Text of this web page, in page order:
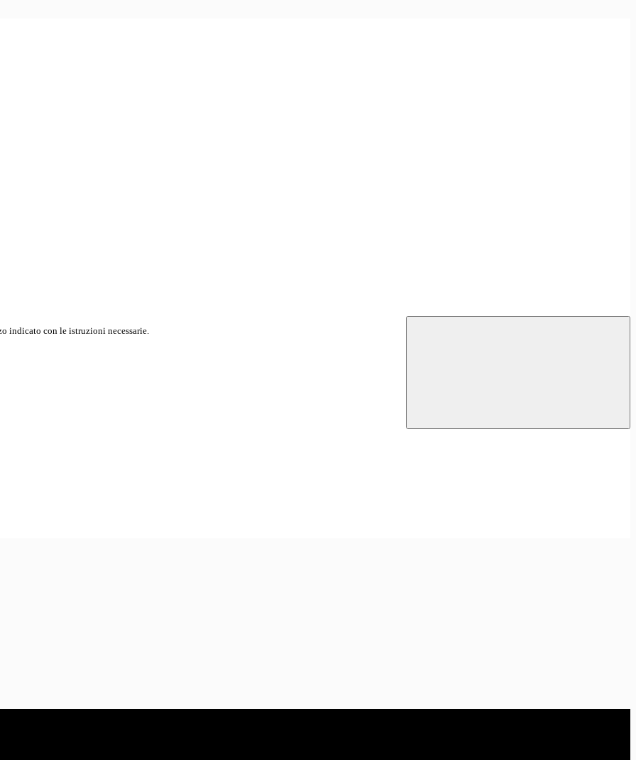
indicato con le istruzioni necessarie.